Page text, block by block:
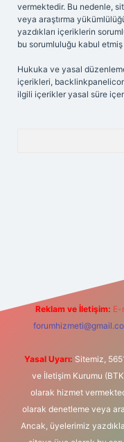
vermektedir. Bu nedenle,
veya araştırma
yazdıkları içeriklerin
bu sorumluluğu kabul etmiş
Hukuka ve yasal
içerikleri,
ilgili içerikler yasal süre
Reklam ve İletişim: E-
Yasal Uyarı: Sitemiz,
ve İletişim Kurumu
olarak hizmet
olarak denetleme veya
Ancak, üyelerimiz